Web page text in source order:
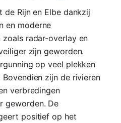
Rijn en Elbe dankzij
en moderne
radar-overlay en
zijn geworden.
op veel plekken
zijn de rivieren
verbredingen
geworden. De
positief op het